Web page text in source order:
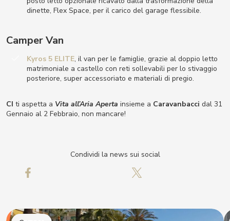
dinette, Flex Space, per il carico del garage flessibile.
Camper Van
Kyros 5 ELITE, il van per le famiglie, grazie al doppio letto
matrimoniale a castello con reti sollevabili per lo stivaggio
posteriore, super accessoriato e materiali di pregio.
CI ti aspetta a Vita all’Aria Aperta insieme a Caravanbacci dal 31
Gennaio al 2 Febbraio, non mancare!
Condividi la news sui social